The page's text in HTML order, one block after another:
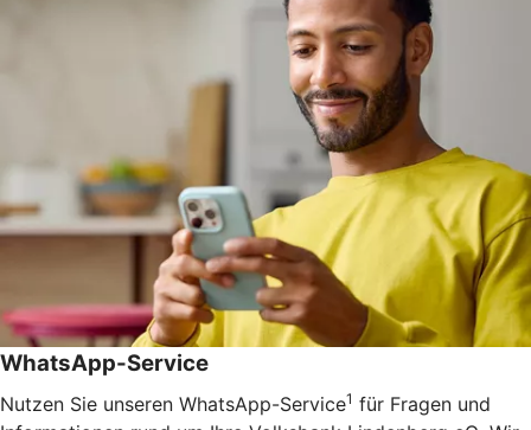
WhatsApp-Service
Nutzen Sie unseren WhatsApp-Service1 für Fragen und